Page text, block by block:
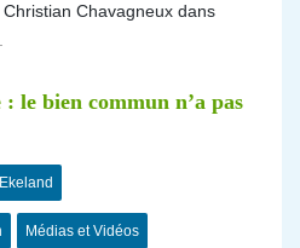
Chavagneux dans
le bien commun n’a pas
Médias et Vidéos